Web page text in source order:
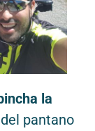
la
pantano